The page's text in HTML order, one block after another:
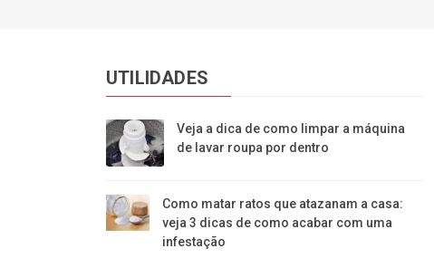
UTILIDADES
Veja a dica de como limpar a máquina
de lavar roupa por dentro
Como matar ratos que atazanam a casa:
veja 3 dicas de como acabar com uma
infestação